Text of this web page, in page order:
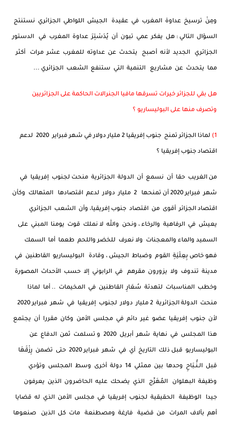
ومِنْ ترسيخ عداوة المغرب في عقيدة الجيش اللواطي الجزائري نستنتج
السؤال التالي : هل يفكر عمي تبون أن يُدَسْتِرَ عداوة المغرب في الدستور
الجزائري الجديد لأنه أصبح يتحدث عن عداوته للمغرب عشر مرات أكثر
مما يتحدث عن مشاريع التنمية التي ستنفع الشعب الجزائري ...
هل بقي للجزائر خيرات تسرقها مافيا الجنرالات الحاكمة على الجزائريين
وتصرف منها على البوليساريو ؟
1) لماذا الجزائر تمنح جنوب إفريقيا 2 مليار دولار في شهر فبراير 2020 لدعم
اقتصاد جنوب إفريقيا ؟
من الغريب حقا أن نسمع أن الدولة الجزائرية منحت لجنوب إفريقيا في
شهر فبراير 2020 أن تمنحها 2 مليار دولار لدعم اقتصادها المتهالك وكأن
اقتصاد الجزائر أقوى من اقتصاد جنوب إفريقيا، وأن الشعب الجزائري
يعيش في الرفاهية والرخاء ، ونحن والله لا نملك قوت يومنا المبني على
السميد والماء والمعجنات ولا نعرف للخضر واللحم طعما أما السمك
فهو خاص بِعِلْيَةِ القوم وضباط الجيش ، وقادة البوليساريو القاطنين في
مدينة تندوف ولا يزورون مقرهم في الرابوني إلا حسب الأحداث المصورة
وخطب المناسبات لتهدئة سُعَارِ القاطنين في المخيمات .. أما لماذا
لأن جنوب إفريقيا عضو غير دائم في مجلس الأمن وكان مقررا أن يجتمع
هذا المجلس في نهاية شهر أبريل 2020 و تسلمت ثمن الدفاع عن
البوليساريو قبل ذلك التاريخ أي في شهر فبراير 2020 حتى تضمن رِزْقَهَا
قبل الـنُّـبَاحِ وحدها بين ممثلي 14 دولة أخرى وسط المجلس وتؤدي
وظيفة البهلوان المُهَرِّج الذي يضحك عليه الحاضرون الذين يعرفون
جيدا الوظيفة الحقيقية لجنوب إفريقيا في مجلس الأمن الذي له قضايا
أهم بآلاف المرات من قضية فارغة ومصطنعة مات كل الذين صنعوها